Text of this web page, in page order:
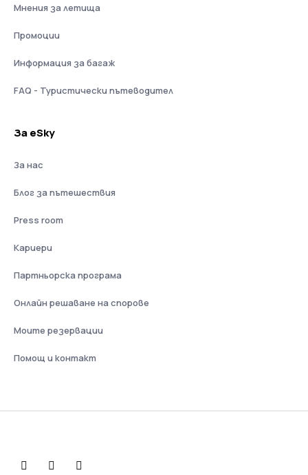
Мнения за летища
Промоции
Информация за багаж
FAQ - Туристически пътеводител
За eSky
За нас
Блог за пътешествия
Press room
Кариери
Партньорска програма
Онлайн решаване на спорове
Моите резервации
Помощ и контакт